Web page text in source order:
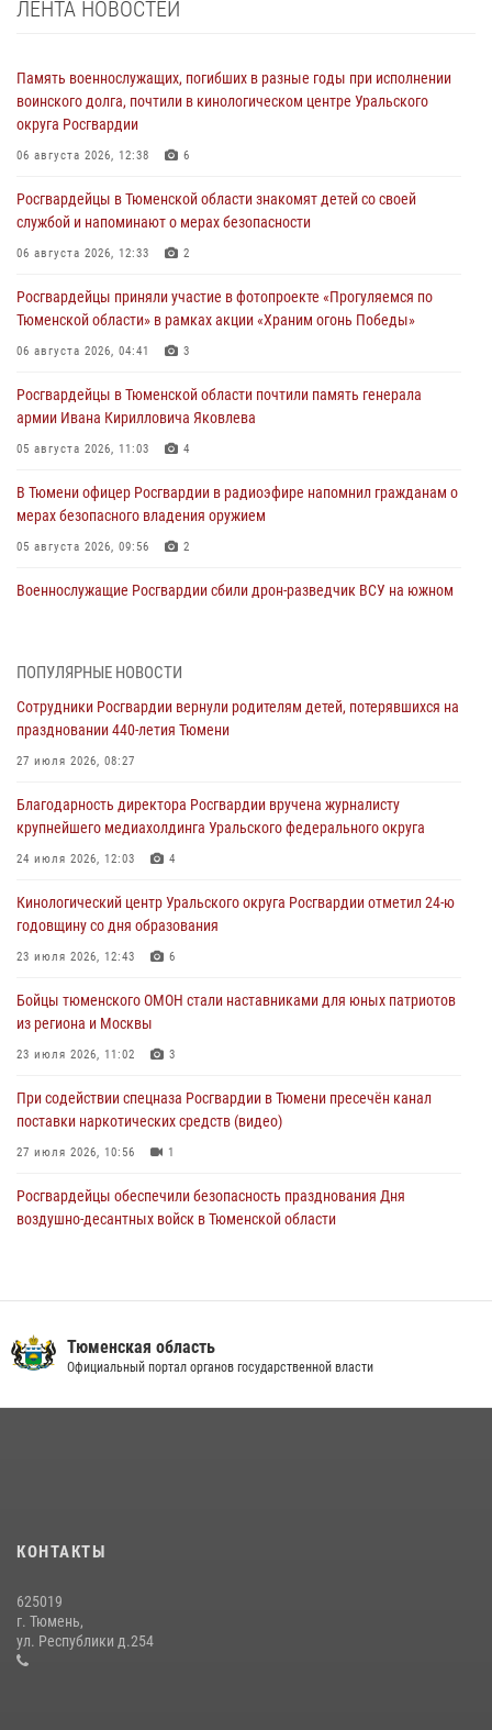
ЛЕНТА НОВОСТЕЙ
Память военнослужащих, погибших в разные годы при исполнении
воинского долга, почтили в кинологическом центре Уральского
округа Росгвардии
06 августа 2026, 12:38 6
Росгвардейцы в Тюменской области знакомят детей со своей
службой и напоминают о мерах безопасности
06 августа 2026, 12:33 2
Росгвардейцы приняли участие в фотопроекте «Прогуляемся по
Тюменской области» в рамках акции «Храним огонь Победы»
06 августа 2026, 04:41 3
Росгвардейцы в Тюменской области почтили память генерала
армии Ивана Кирилловича Яковлева
05 августа 2026, 11:03 4
В Тюмени офицер Росгвардии в радиоэфире напомнил гражданам о
мерах безопасного владения оружием
05 августа 2026, 09:56 2
Военнослужащие Росгвардии сбили дрон-разведчик ВСУ на южном
масштабных спортивных событий на Урале
05 августа 2026, 05:22
виновника ДТП
05 августа 2026, 05:15
труженицу тыла из Тюмени
04 августа 2026, 11:07
условиях в Тюменской области (видео)
04 августа 2026, 06:28
ПОПУЛЯРНЫЕ НОВОСТИ
Сотрудники Росгвардии вернули родителям детей, потерявшихся на
праздновании 440-летия Тюмени
27 июля 2026, 08:27
Благодарность директора Росгвардии вручена журналисту
крупнейшего медиахолдинга Уральского федерального округа
24 июля 2026, 12:03 4
Кинологический центр Уральского округа Росгвардии отметил 24-ю
годовщину со дня образования
23 июля 2026, 12:43 6
Бойцы тюменского ОМОН стали наставниками для юных патриотов
из региона и Москвы
23 июля 2026, 11:02 3
При содействии спецназа Росгвардии в Тюмени пресечён канал
поставки наркотических средств (видео)
27 июля 2026, 10:56 1
Росгвардейцы обеспечили безопасность празднования Дня
воздушно-десантных войск в Тюменской области
10 июля 2026, 11:46 7
Росгвардейцы в День семьи, любви и верности оказали помощь
жителям Тюмени, оказавшимся в сложной жизненной ситуации
08 июля 2026, 09:38
Тюменская область
Официальный портал органов государственной власти
КОНТАКТЫ
625019
г. Тюмень,
ул. Республики д.254